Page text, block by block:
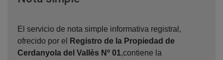
El servicio de nota simple informativa registral,
ofrecido por el
Registro de la Propiedad de
Cerdanyola del Vallès Nº 01,contiene la